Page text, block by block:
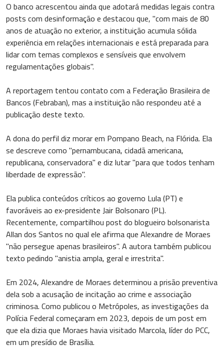
O banco acrescentou ainda que adotará medidas legais contra
posts com desinformação e destacou que, "com mais de 80
anos de atuação no exterior, a instituição acumula sólida
experiência em relações internacionais e está preparada para
lidar com temas complexos e sensíveis que envolvem
regulamentações globais".
A reportagem tentou contato com a Federação Brasileira de
Bancos (Febraban), mas a instituição não respondeu até a
publicação deste texto.
A dona do perfil diz morar em Pompano Beach, na Flórida. Ela
se descreve como "pernambucana, cidadã americana,
republicana, conservadora" e diz lutar "para que todos tenham
liberdade de expressão".
Ela publica conteúdos críticos ao governo Lula (PT) e
favoráveis ao ex-presidente Jair Bolsonaro (PL).
Recentemente, compartilhou post do blogueiro bolsonarista
Allan dos Santos no qual ele afirma que Alexandre de Moraes
"não persegue apenas brasileiros". A autora também publicou
texto pedindo "anistia ampla, geral e irrestrita".
Em 2024, Alexandre de Moraes determinou a prisão preventiva
dela sob a acusação de incitação ao crime e associação
criminosa. Como publicou o Metrópoles, as investigações da
Polícia Federal começaram em 2023, depois de um post em
que ela dizia que Moraes havia visitado Marcola, líder do PCC,
em um presídio de Brasília.